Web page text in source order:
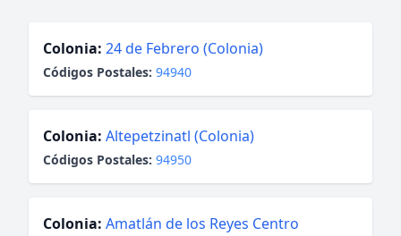
Colonia: 24 de Febrero (Colonia)
Códigos Postales: 94940
Colonia: Altepetzinatl (Colonia)
Códigos Postales: 94950
Colonia: Amatlán de los Reyes Centro